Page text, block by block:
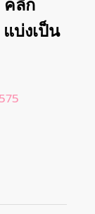
แบ่งเป็น